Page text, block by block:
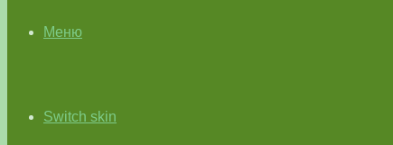
Меню
Switch skin